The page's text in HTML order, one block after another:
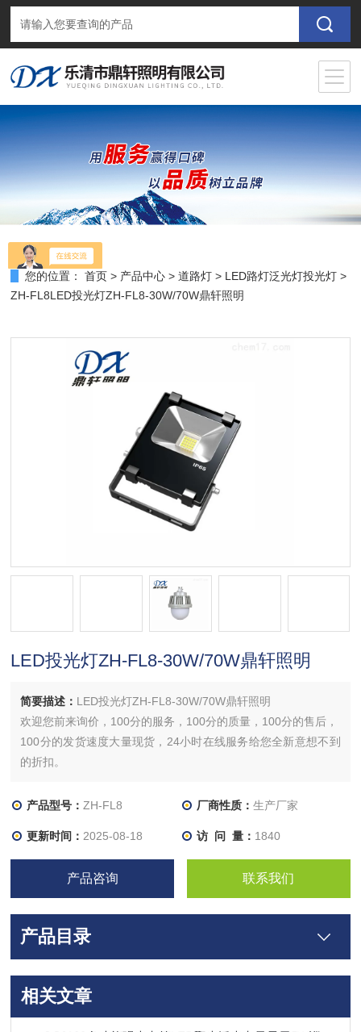
您的位置： 首页 > 产品中心 >道路灯 > LED路灯泛光灯投光灯 >
ZH-FL8LED投光灯ZH-FL8-30W/70W鼎轩照明
LED投光灯ZH-FL8-30W/70W鼎轩照明
简要描述： LED投光灯ZH-FL8-30W/70W鼎轩照明
欢迎您前来询价，100分的服务，100分的质量，100分的售后，
100分的发货速度大量现货，24小时在线服务给您全新意想不到
的折扣。
产品型号：ZH-FL8 厂商性质： 生产厂家
更新时间： 2025-08-18 访 问 量： 1840
产品咨询 联系我们
产品目录
相关文章